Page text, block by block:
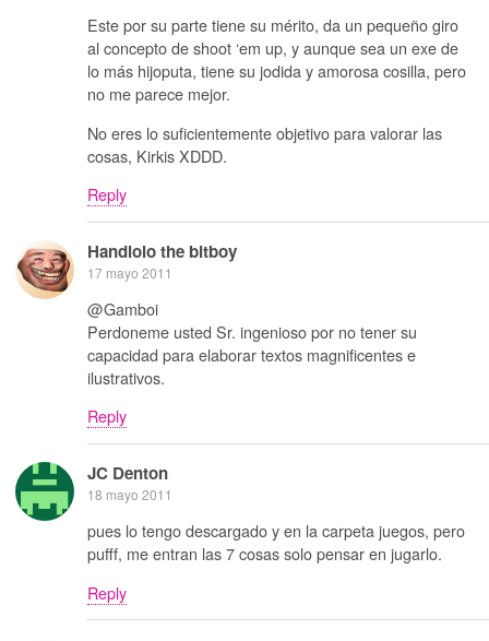
Este por su parte tiene su mérito, da un pequeño giro
al concepto de shoot ‘em up, y aunque sea un exe de
lo más hijoputa, tiene su jodida y amorosa cosilla, pero
no me parece mejor.
No eres lo suficientemente objetivo para valorar las
cosas, Kirkis XDDD.
Reply
Handlolo the bitboy
17 mayo 2011
@Gamboi
Perdoneme usted Sr. ingenioso por no tener su
capacidad para elaborar textos magnificentes e
ilustrativos.
Reply
JC Denton
18 mayo 2011
pues lo tengo descargado y en la carpeta juegos, pero
pufff, me entran las 7 cosas solo pensar en jugarlo.
Reply